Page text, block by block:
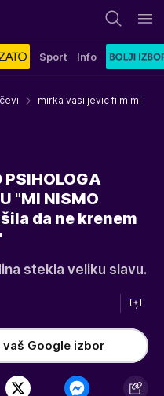
Sport Info
mirka vasiljevic film mi
PSIHOLOGA
"MI NISMO
da ne krenem
stekla veliku slavu.
vaš Google izbor